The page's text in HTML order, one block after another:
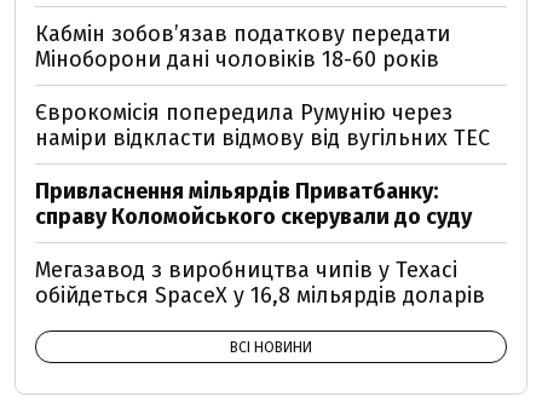
Кабмін зобовʼязав податкову передати
Міноборони дані чоловіків 18-60 років
Єврокомісія попередила Румунію через
наміри відкласти відмову від вугільних ТЕС
Привласнення мільярдів Приватбанку:
справу Коломойського скерували до суду
Мегазавод з виробництва чипів у Техасі
обійдеться SpaceX у 16,8 мільярдів доларів
ВСІ НОВИНИ